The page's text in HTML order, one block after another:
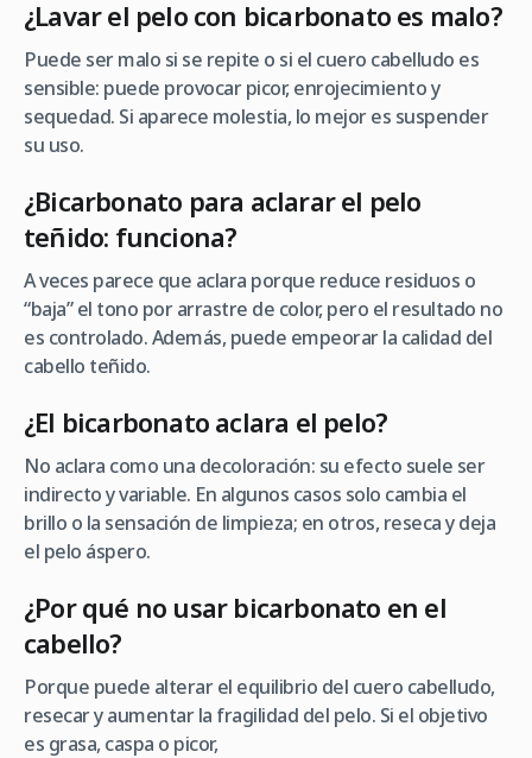
¿Lavar el pelo con bicarbonato es malo?
Puede ser malo si se repite o si el cuero cabelludo es
sensible: puede provocar picor, enrojecimiento y
sequedad. Si aparece molestia, lo mejor es suspender
su uso.
¿Bicarbonato para aclarar el pelo
teñido: funciona?
A veces parece que aclara porque reduce residuos o
“baja” el tono por arrastre de color, pero el resultado no
es controlado. Además, puede empeorar la calidad del
cabello teñido.
¿El bicarbonato aclara el pelo?
No aclara como una decoloración: su efecto suele ser
indirecto y variable. En algunos casos solo cambia el
brillo o la sensación de limpieza; en otros, reseca y deja
el pelo áspero.
¿Por qué no usar bicarbonato en el
cabello?
Porque puede alterar el equilibrio del cuero cabelludo,
resecar y aumentar la fragilidad del pelo. Si el objetivo
es grasa, caspa o picor,